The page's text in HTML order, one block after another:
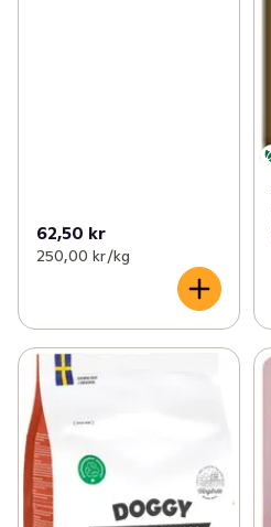
62,50 kr
250,00 kr /kg